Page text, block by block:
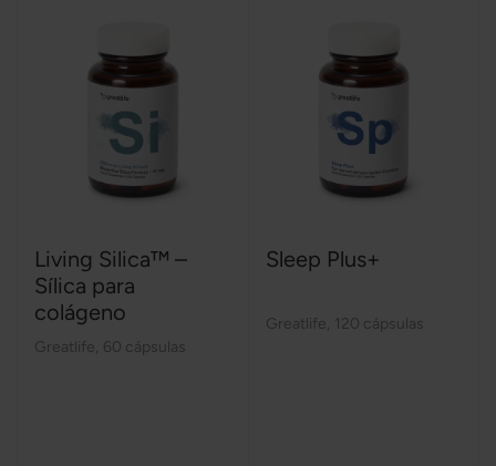
Living Silica™ –
Sílica para
colágeno
Greatlife 60 cápsulas
Sleep Plus+
Greatlife 120 cápsulas